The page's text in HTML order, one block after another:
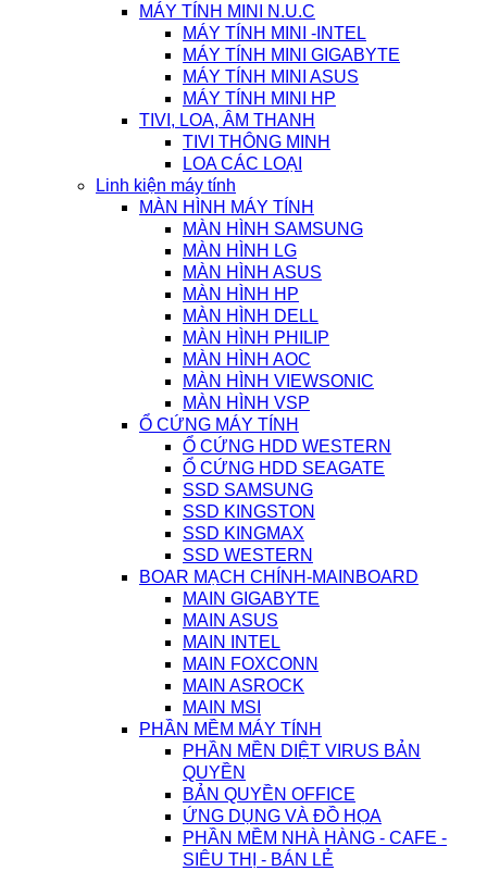
MÁY TÍNH MINI N.U.C
MÁY TÍNH MINI -INTEL
MÁY TÍNH MINI GIGABYTE
MÁY TÍNH MINI ASUS
MÁY TÍNH MINI HP
TIVI, LOA, ÂM THANH
TIVI THÔNG MINH
LOA CÁC LOẠI
Linh kiện máy tính
MÀN HÌNH MÁY TÍNH
MÀN HÌNH SAMSUNG
MÀN HÌNH LG
MÀN HÌNH ASUS
MÀN HÌNH HP
MÀN HÌNH DELL
MÀN HÌNH PHILIP
MÀN HÌNH AOC
MÀN HÌNH VIEWSONIC
MÀN HÌNH VSP
Ổ CỨNG MÁY TÍNH
Ổ CỨNG HDD WESTERN
Ổ CỨNG HDD SEAGATE
SSD SAMSUNG
SSD KINGSTON
SSD KINGMAX
SSD WESTERN
BOAR MẠCH CHÍNH-MAINBOARD
MAIN GIGABYTE
MAIN ASUS
MAIN INTEL
MAIN FOXCONN
MAIN ASROCK
MAIN MSI
PHẦN MỀM MÁY TÍNH
PHẦN MỀN DIỆT VIRUS BẢN
QUYỀN
BẢN QUYỀN OFFICE
ỨNG DỤNG VÀ ĐỒ HỌA
PHẦN MỀM NHÀ HÀNG - CAFE -
SIÊU THỊ - BÁN LẺ